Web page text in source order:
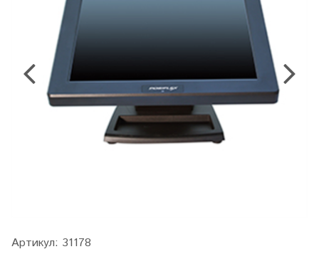
Артикул: 31178